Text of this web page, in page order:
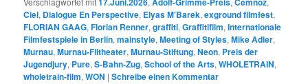
Ciel, Dialogue En Perspective, Elyas M'Barek,exground filmfest,
FLORIAN GAAG,Florian Renner,graffiti,Graffitifilm,Internationale
Filmfestspiele in Berlin,mainstyle,Meeting of Styles,Mike Adler,
Murnau,Murnau-Filtheater,Murnau-Stiftung,Neon, Preis der
Jugendjury, Pure,S-Bahn-Zug,School of the Arts,WHOLETRAIN,
wholetrain-film,WON |Schreibe einen Kommentar